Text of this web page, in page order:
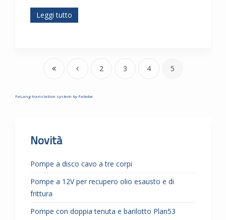
Leggi tutto
2 3 4 5
FaLang translation system by Faboba
Novità
Pompe a disco cavo a tre corpi
Pompe a 12V per recupero olio esausto e di
frittura
Pompe con doppia tenuta e barilotto Plan53